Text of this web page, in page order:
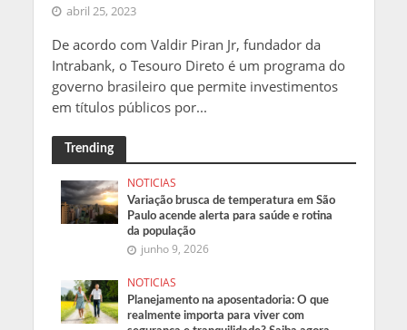
abril 25, 2023
De acordo com Valdir Piran Jr, fundador da
Intrabank, o Tesouro Direto é um programa do
governo brasileiro que permite investimentos
em títulos públicos por...
Trending
NOTICIAS
Variação brusca de temperatura em São
Paulo acende alerta para saúde e rotina
da população
junho 9, 2026
NOTICIAS
Planejamento na aposentadoria: O que
realmente importa para viver com